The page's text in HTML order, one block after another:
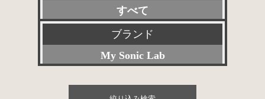
特選アクセサリー
委託販売品
その他委託販売品
すべて
プリアンプ
パワーアンプ
プリメインアンプ
ブランド
My Sonic Lab